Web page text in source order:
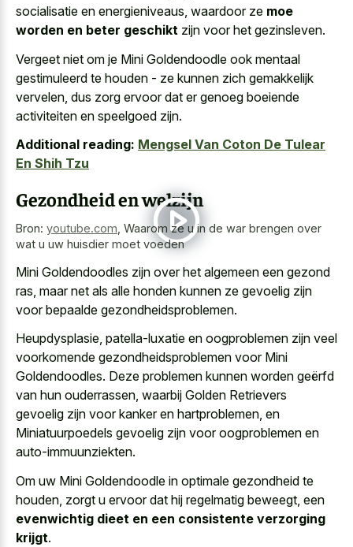
socialisatie en energieniveaus, waardoor ze moe
worden en beter geschikt zijn voor het gezinsleven.
Vergeet niet om je Mini Goldendoodle ook mentaal
gestimuleerd te houden - ze kunnen zich gemakkelijk
vervelen , dus zorg ervoor dat er genoeg boeiende
activiteiten en speelgoed zijn.
Additional reading: Mengsel Van Coton De Tulear
En Shih Tzu
Gezondheid en welzijn
Bron: youtube.com Waarom ze u in de war brengen over
wat u uw huisdier moet voeden
Mini Goldendoodles zijn over het algemeen een gezond
ras, maar net als alle honden kunnen ze gevoelig zijn
voor bepaalde gezondheidsproblemen.
Heupdysplasie, patella-luxatie en oogproblemen zijn veel
voorkomende gezondheidsproblemen voor Mini
Goldendoodles. Deze problemen kunnen worden geërfd
van hun ouderrassen, waarbij Golden Retrievers
gevoelig zijn voor kanker en hartproblemen, en
Miniatuurpoedels gevoelig zijn voor oogproblemen en
auto-immuunziekten.
Om uw Mini Goldendoodle in optimale gezondheid te
houden, zorgt u ervoor dat hij regelmatig beweegt, een
evenwichtig dieet en een consistente verzorging
krijgt.